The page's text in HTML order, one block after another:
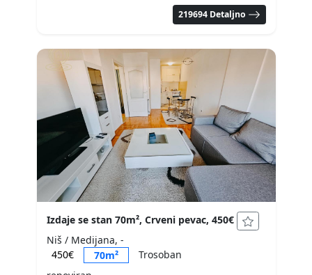
219694 Detaljno
Izdaje se stan 70m², Crveni pevac, 450€
Niš / Medijana, -
450€
70m²
Trosoban